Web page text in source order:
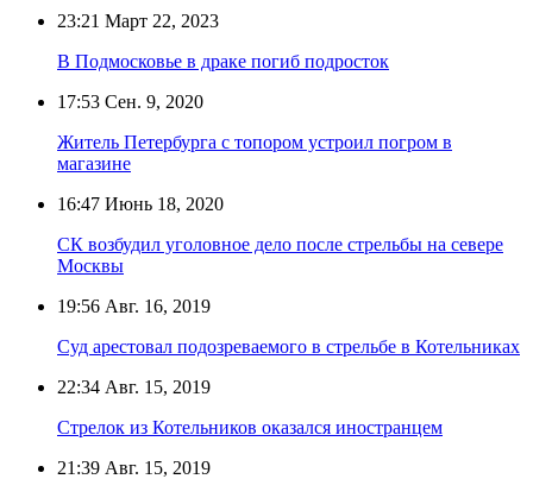
23:21 Март 22, 2023
В Подмосковье в драке погиб подросток
17:53 Сен. 9, 2020
Житель Петербурга с топором устроил погром в
магазине
16:47 Июнь 18, 2020
СК возбудил уголовное дело после стрельбы на севере
Москвы
19:56 Авг. 16, 2019
Суд арестовал подозреваемого в стрельбе в Котельниках
22:34 Авг. 15, 2019
Стрелок из Котельников оказался иностранцем
21:39 Авг. 15, 2019